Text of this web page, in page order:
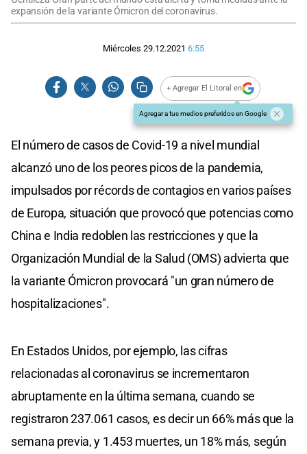
expansión de la variante Ómicron del coronavirus.
Miércoles 29.12.2021 6:55
+ Agregar El Litoral en
Agregar a tus medios preferidos en Google
El número de casos de Covid-19 a nivel mundial
alcanzó uno de los peores picos de la pandemia,
impulsados por récords de contagios en varios países
de Europa, situación que provocó que potencias como
China e India redoblen las restricciones y que la
Organización Mundial de la Salud (OMS) advierta que
la variante Ómicron provocará "un gran número de
hospitalizaciones".
En Estados Unidos, por ejemplo, las cifras
relacionadas al coronavirus se incrementaron
abruptamente en la última semana, cuando se
registraron 237.061 casos, es decir un 66% más que la
semana previa, y 1.453 muertes, un 18% más, según